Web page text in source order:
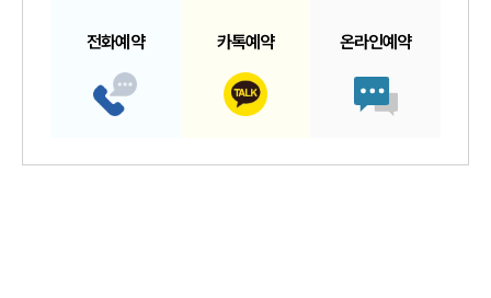
전화예약 카톡예약 온라인예약